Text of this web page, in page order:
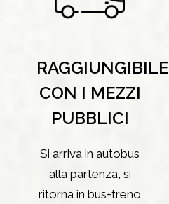
RAGGIUNGIBILE
CON I MEZZI
PUBBLICI
Si arriva in autobus
alla partenza, si
ritorna in bus+treno